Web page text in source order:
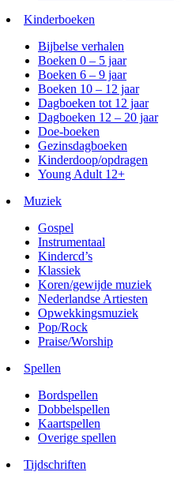
Kinderboeken
Bijbelse verhalen
Boeken 0 – 5 jaar
Boeken 6 – 9 jaar
Boeken 10 – 12 jaar
Dagboeken tot 12 jaar
Dagboeken 12 – 20 jaar
Doe-boeken
Gezinsdagboeken
Kinderdoop/opdragen
Young Adult 12+
Muziek
Gospel
Instrumentaal
Kindercd’s
Klassiek
Koren/gewijde muziek
Nederlandse Artiesten
Opwekkingsmuziek
Pop/Rock
Praise/Worship
Spellen
Bordspellen
Dobbelspellen
Kaartspellen
Overige spellen
Tijdschriften